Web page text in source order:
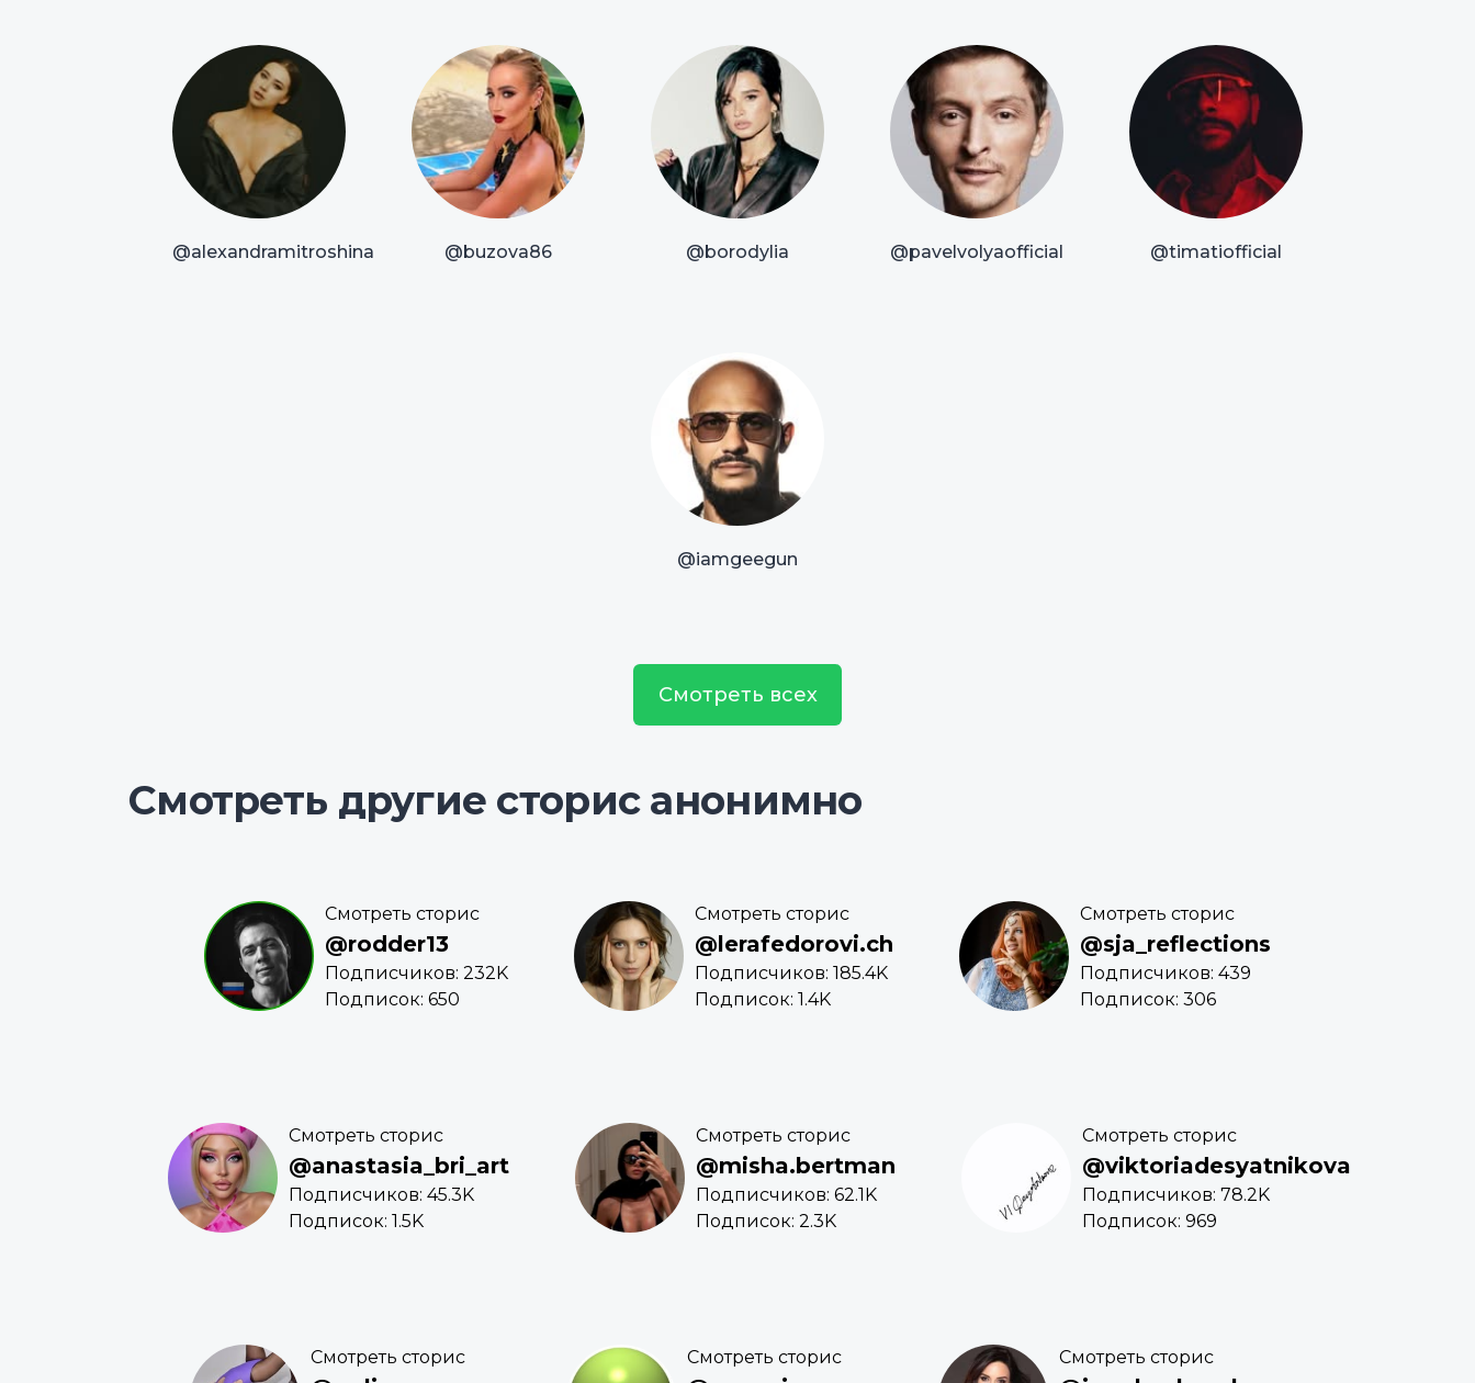
@alexandramitroshina @buzova86 @borodylia @pavelvolyaofficial @timatiofficial
@iamgeegun
Смотреть всех
Смотреть другие сторис анонимно
Смотреть сторис
@rodder13
Подписчиков: 232K
Подписок: 650
Смотреть сторис
@lerafedorovi.ch
Подписчиков: 185.4K
Подписок: 1.4K
Смотреть сторис
@sja_reflections
Подписчиков: 439
Подписок: 306
Смотреть сторис
@anastasia_bri_art
Подписчиков: 45.3K
Подписок: 1.5K
Смотреть сторис
@misha.bertman
Подписчиков: 62.1K
Подписок: 2.3K
Смотреть сторис
@viktoriadesyatnikova
Подписчиков: 78.2K
Подписок: 969
Смотреть сторис Смотреть сторис Смотреть сторис